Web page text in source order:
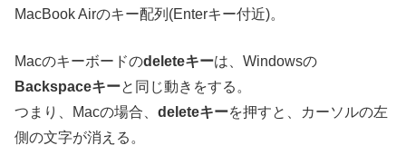
MacBook Airのキー配列(Enterキー付近)。
Macのキーボードのdeleteキーは、Windowsの
Backspaceキーと同じ動きをする。
つまり、Macの場合、 deleteキーを押すと、カーソルの左
側の文字が消える。